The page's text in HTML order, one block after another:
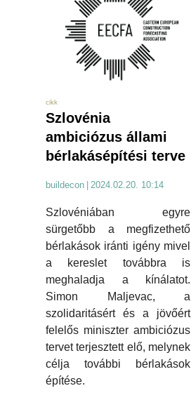
cikk
Szlovénia
ambiciózus állami
bérlakásépítési terve
buildecon 2024.02.20. 10:14
Szlovéniában egyre
sürgetőbb a megfizethető
bérlakások iránti igény mivel
a kereslet továbbra is
meghaladja a kínálatot.
Simon Maljevac, a
szolidaritásért és a jövőért
felelős miniszter ambiciózus
tervet terjesztett elő, melynek
célja további bérlakások
építése.